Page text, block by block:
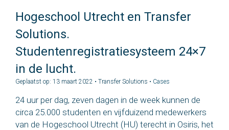
Hogeschool Utrecht en Transfer
Solutions.
Studentenregistratiesysteem 24×7
in de lucht.
Geplaatst op: 13 maart 2022 • Transfer Solutions • Cases
24 uur per dag, zeven dagen in de week kunnen de
circa 25.000 studenten en vijfduizend medewerkers
van de Hogeschool Utrecht (HU) terecht in Osiris, het